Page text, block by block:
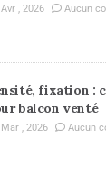
, 2026 Aucun
fixation :
balcon venté
, 2026 Aucun